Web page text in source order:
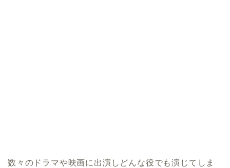
数々のドラマや映画に出演しどんな役でも演じてしま